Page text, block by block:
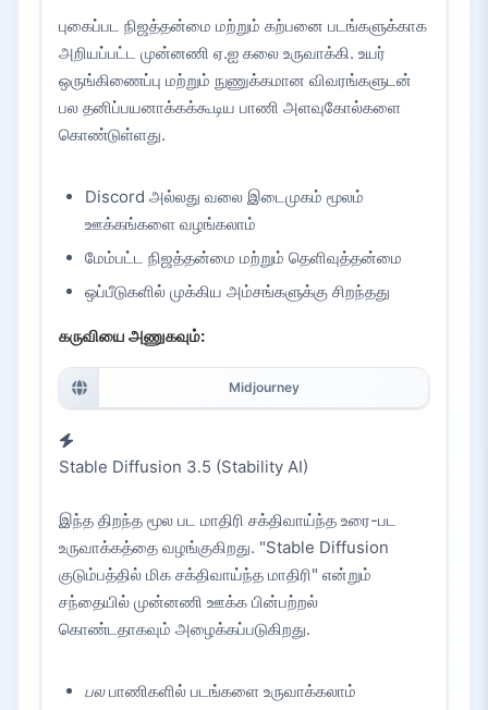
புகைப்பட நிஜத்தன்மை மற்றும் கற்பனை படங்களுக்காக
அறியப்பட்ட முன்னணி ஏ.ஐ கலை உருவாக்கி. உயர்
ஒருங்கிணைப்பு மற்றும் நுணுக்கமான விவரங்களுடன்
பல தனிப்பயனாக்கக்கூடிய பாணி அளவுகோல்களை
கொண்டுள்ளது.
Discord அல்லது வலை இடைமுகம் மூலம்
ஊக்கங்களை வழங்கலாம்
மேம்பட்ட நிஜத்தன்மை மற்றும் தெளிவுத்தன்மை
ஒப்பீடுகளில் முக்கிய அம்சங்களுக்கு சிறந்தது
கருவியை அணுகவும்:
Midjourney
Stable Diffusion 3.5 (Stability AI)
இந்த திறந்த மூல பட மாதிரி சக்திவாய்ந்த உரை-பட
உருவாக்கத்தை வழங்குகிறது. "Stable Diffusion
குடும்பத்தில் மிக சக்திவாய்ந்த மாதிரி" என்றும்
சந்தையில் முன்னணி ஊக்க பின்பற்றல்
கொண்டதாகவும் அழைக்கப்படுகிறது.
பலபாணிகளில் படங்களை உருவாக்கலாம்